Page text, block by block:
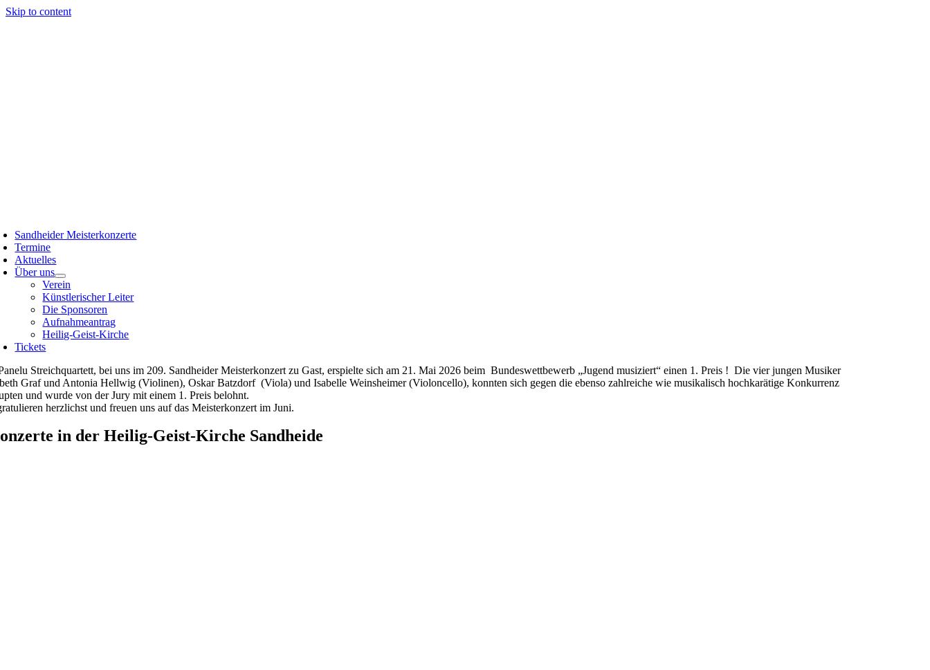
Skip to content
Sandheider Meisterkonzerte
Termine
Aktuelles
Über uns
Verein
Künstlerischer Leiter
Die Sponsoren
Aufnahmeantrag
Heilig-Geist-Kirche
Tickets
Streichquartett, bei uns im 209. Sandheider Meisterkonzert zu Gast, erspielte sich am 21. Mai 2026 beim Bundeswettbewerb „Jugend musiziert“ einen 1. Preis ! Die vier jungen Musiker
Graf und Antonia Hellwig (Violinen), Oskar Batzdorf (Viola) und Isabelle Weinsheimer (Violoncello), konnten sich gegen die ebenso zahlreiche wie musikalisch hochkarätige Konkurrenz
und wurde von der Jury mit einem 1. Preis belohnt.
herzlichst und freuen uns auf das Meisterkonzert im Juni.
in der Heilig-Geist-Kirche Sandheide